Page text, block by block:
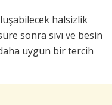
halsizlik
sonra sıvı ve besin
uygun bir tercih